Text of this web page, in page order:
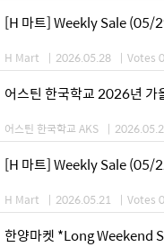
[H 마트] Weekly Sale (05/
H Mart | 2026.05.28 | Votes 0
어스틴 한국학교 2026년 가
어스틴 한국학교 AKS |
[H 마트] Weekly Sale (05/
H Mart | 2026.05.21 | Votes 0
한양마켓 *Long Weekend